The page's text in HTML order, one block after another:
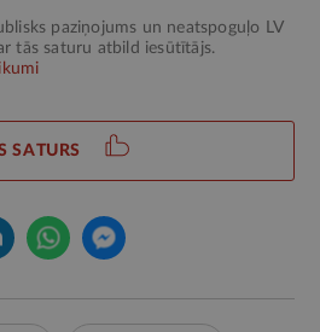
paziņojums un neatspoguļo LV
tās saturu atbild iesūtītājs.
SATURS